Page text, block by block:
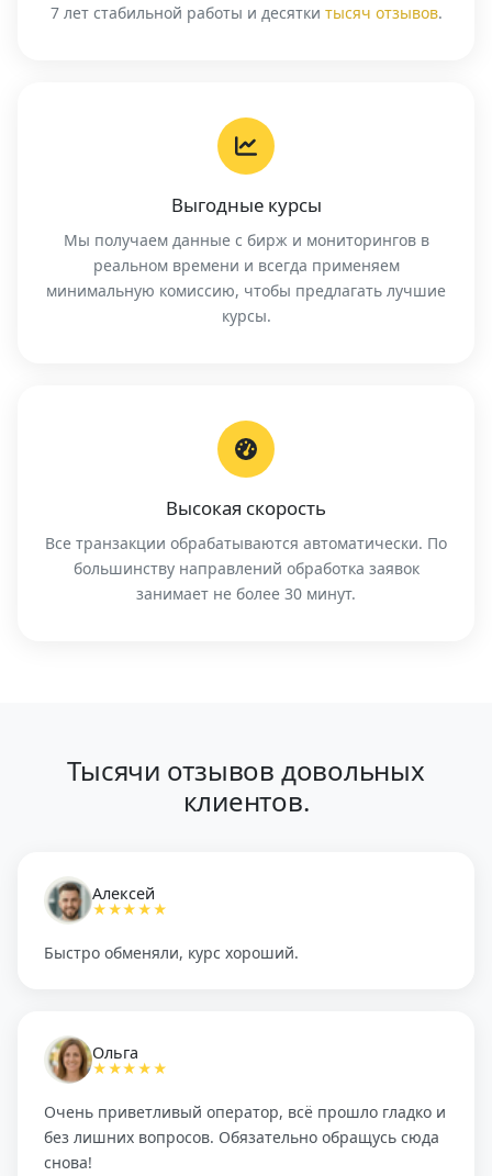
7 лет стабильной работы и десятки тысяч отзывов.
Выгодные курсы
Мы получаем данные с бирж и мониторингов в
реальном времени и всегда применяем
минимальную комиссию, чтобы предлагать лучшие
курсы.
Высокая скорость
Все транзакции обрабатываются автоматически. По
большинству направлений обработка заявок
занимает не более 30 минут.
Тысячи отзывов довольных
клиентов.
Алексей
★★★★★
Быстро обменяли, курс хороший.
Ольга
★★★★★
Очень приветливый оператор, всё прошло гладко и
без лишних вопросов. Обязательно обращусь сюда
снова!